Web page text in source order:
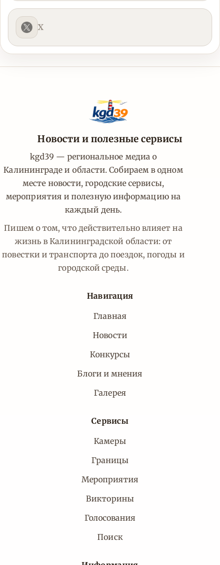
X
Новости и полезные сервисы
kgd39 — региональное медиа о
Калининграде и области. Собираем в одном
месте новости, городские сервисы,
мероприятия и полезную информацию на
каждый день.
Пишем о том, что действительно влияет на
жизнь в Калининградской области: от
повестки и транспорта до поездок, погоды и
городской среды.
Навигация
Главная
Новости
Конкурсы
Блоги и мнения
Галерея
Сервисы
Камеры
Границы
Мероприятия
Викторины
Голосования
Поиск